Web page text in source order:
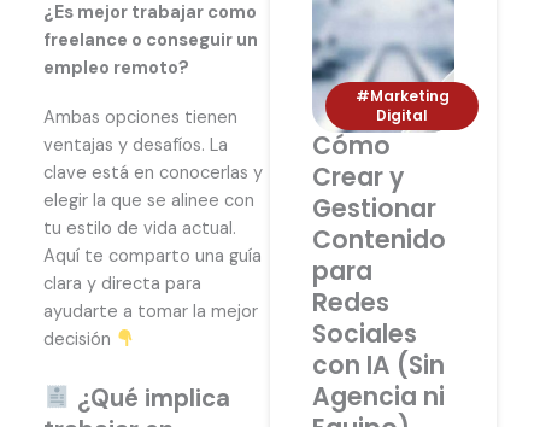
¿Es mejor trabajar como
freelance o conseguir un
empleo remoto?
Ambas opciones tienen
ventajas y desafíos. La
clave está en conocerlas y
elegir la que se alinee con
tu estilo de vida actual.
Aquí te comparto una guía
clara y directa para
ayudarte a tomar la mejor
decisión
¿Qué implica
#Marketing
Digital
Cómo
Crear y
Gestionar
Contenido
para
Redes
Sociales
con IA (Sin
Agencia ni